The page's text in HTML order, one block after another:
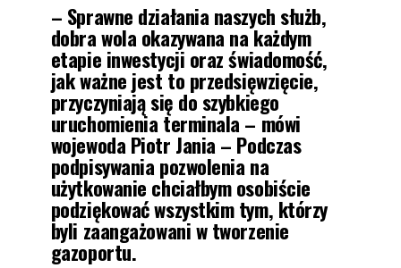
– Sprawne działania naszych służb,
dobra wola okazywana na każdym
etapie inwestycji oraz świadomość,
jak ważne jest to przedsięwzięcie,
przyczyniają się do szybkiego
uruchomienia terminala – mówi
wojewoda Piotr Jania – Podczas
podpisywania pozwolenia na
użytkowanie chciałbym osobiście
podziękować wszystkim tym, którzy
byli zaangażowani w tworzenie
gazoportu.